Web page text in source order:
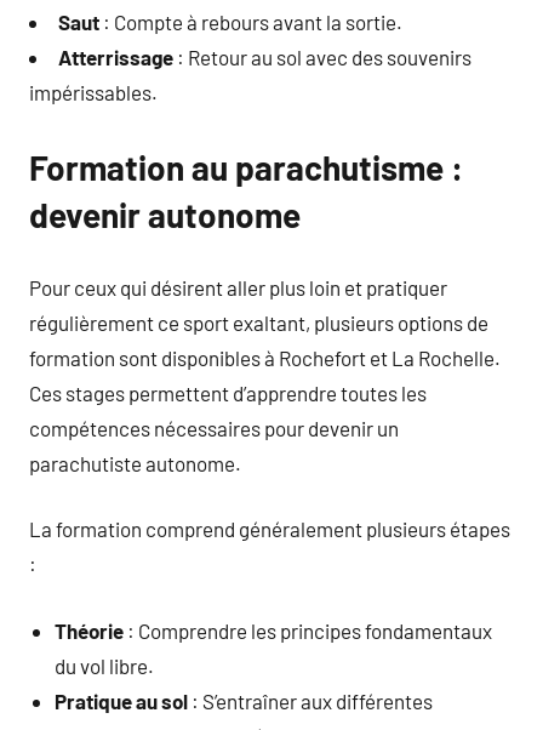
Saut : Compte à rebours avant la sortie.
Atterrissage : Retour au sol avec des souvenirs
impérissables.
Formation au parachutisme :
devenir autonome
Pour ceux qui désirent aller plus loin et pratiquer
régulièrement ce sport exaltant, plusieurs options de
formation sont disponibles à Rochefort et La Rochelle.
Ces stages permettent d’apprendre toutes les
compétences nécessaires pour devenir un
parachutiste autonome.
La formation comprend généralement plusieurs étapes
:
Théorie : Comprendre les principes fondamentaux
du vol libre.
Pratique au sol : S’entraîner aux différentes